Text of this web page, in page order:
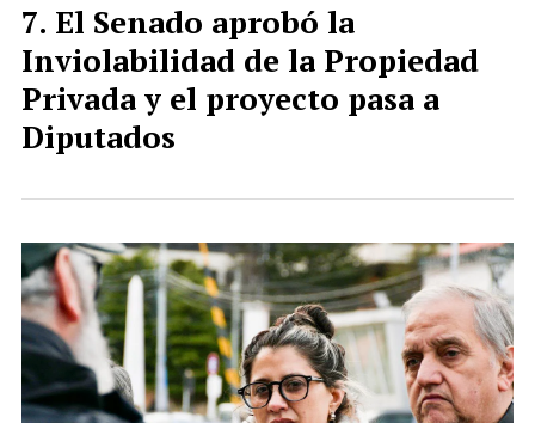
El Senado aprobó la
Inviolabilidad de la Propiedad
Privada y el proyecto pasa a
Diputados